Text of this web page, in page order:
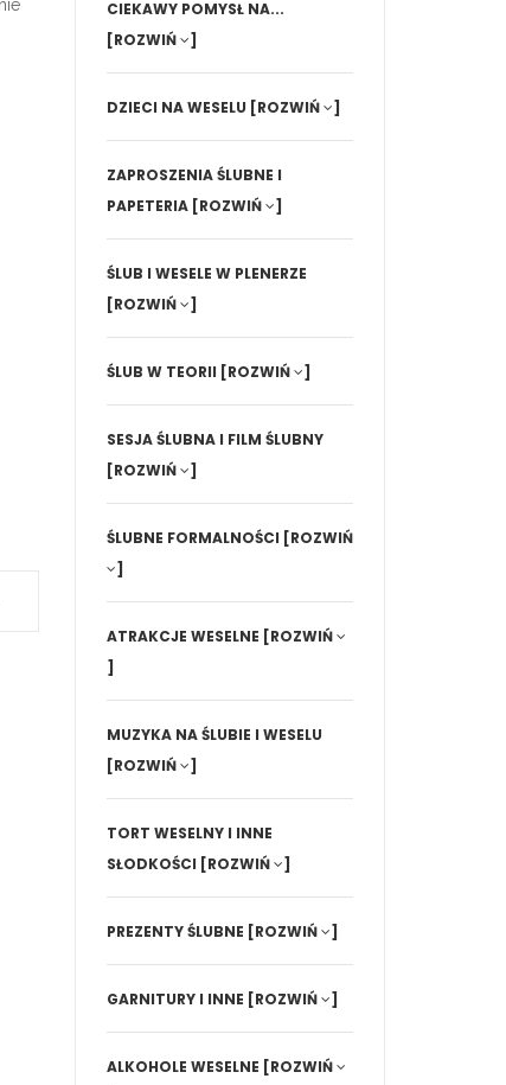
CIEKAWY POMYSŁ NA...
[ROZWIŃ
]
DZIECI NA WESELU [ROZWIŃ ]
ZAPROSZENIA ŚLUBNE I
PAPETERIA [ROZWIŃ ]
ŚLUB I WESELE W PLENERZE
[ROZWIŃ
]
ŚLUB W TEORII [ROZWIŃ ]
SESJA ŚLUBNA I FILM ŚLUBNY
[ROZWIŃ
]
ŚLUBNE FORMALNOŚCI [ROZWIŃ
]
ATRAKCJE WESELNE [ROZWIŃ
]
MUZYKA NA ŚLUBIE I WESELU
[ROZWIŃ
]
TORT WESELNY I INNE
SŁODKOŚCI [ROZWIŃ ]
PREZENTY ŚLUBNE [ROZWIŃ ]
GARNITURY I INNE [ROZWIŃ ]
ALKOHOLE WESELNE [ROZWIŃ